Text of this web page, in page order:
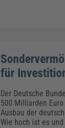
für
Der Deutsche
500 Milliarden
Ausbau der
Wie hoch ist es